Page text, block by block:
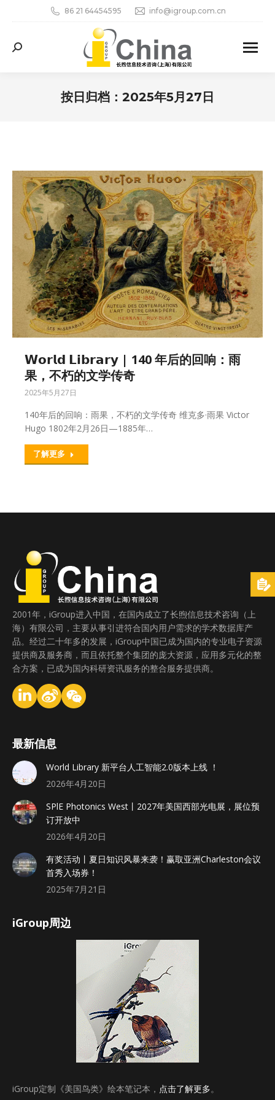
86 21 64454595 info@igroup.com.cn
Search:
按日归档： 2025年5月27日
𝗪𝗼𝗿𝗹𝗱 𝗟𝗶𝗯𝗿𝗮𝗿𝘆 | 140 年后的回响：雨
果，不朽的文学传奇
2025年5月27日
140年后的回响：雨果，不朽的文学传奇 维克多·雨果 Victor
Hugo 1802年2月26日—1885年…
了解更多
2001年，iGroup进入中国，在国内成立了长煦信息技术咨询（上
海）有限公司，主要从事引进符合国内用户需求的学术数据库产
品。经过二十年多的发展，iGroup中国已成为国内的专业电子资源
提供商及服务商，而且依托整个集团的庞大资源，应用多元化的整
合方案，已成为国内科研资讯服务的整合服务提供商。
最新信息
World Library 新平台人工智能2.0版本上线 ！
2026年4月20日
SPlE Photonics West丨2027年美国西部光电展，展位预
订开放中
2026年4月20日
有奖活动丨夏日知识风暴来袭！赢取亚洲Charleston会议
首秀入场券！
2025年7月21日
iGroup周边
iGroup定制《美国鸟类》绘本笔记本， 点击了解更多。